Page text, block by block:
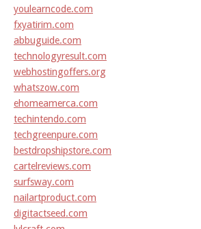
youlearncode.com
fxyatirim.com
abbuguide.com
technologyresult.com
webhostingoffers.org
whatszow.com
ehomeamerca.com
techintendo.com
techgreenpure.com
bestdropshipstore.com
cartelreviews.com
surfsway.com
nailartproduct.com
digitactseed.com